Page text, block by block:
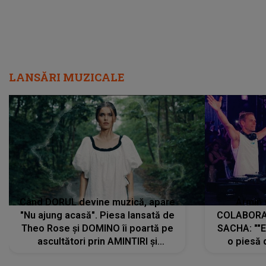
LANSĂRI MUZICALE
Când DORUL devine muzică, apare
"Nu ajung acasă". Piesa lansată de
Theo Rose și DOMINO îi poartă pe
ascultători prin AMINTIRI și
SACHA:
o piesă